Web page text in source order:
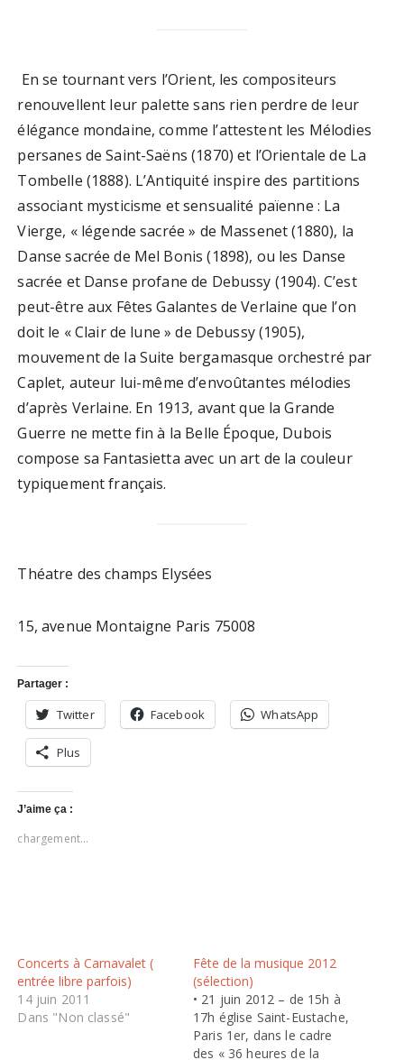
En se tournant vers l’Orient, les compositeurs
renouvellent leur palette sans rien perdre de leur
élégance mondaine, comme l’attestent les Mélodies
persanes de Saint-Saëns (1870) et l’Orientale de La
Tombelle (1888). L’Antiquité inspire des partitions
associant mysticisme et sensualité païenne : La
Vierge, « légende sacrée » de Massenet (1880), la
Danse sacrée de Mel Bonis (1898), ou les Danse
sacrée et Danse profane de Debussy (1904). C’est
peut-être aux Fêtes Galantes de Verlaine que l’on
doit le « Clair de lune » de Debussy (1905),
mouvement de la Suite bergamasque orchestré par
Caplet, auteur lui-même d’envoûtantes mélodies
d’après Verlaine. En 1913, avant que la Grande
Guerre ne mette fin à la Belle Époque, Dubois
compose sa Fantasietta avec un art de la couleur
typiquement français.
Théatre des champs Elysées
15, avenue Montaigne Paris 75008
Partager :
Twitter Facebook WhatsApp
Plus
J’aime ça :
chargement…
Concerts à Carnavalet (
entrée libre parfois)
14 juin 2011
Dans "Non classé"
Fête de la musique 2012
(sélection)
• 21 juin 2012 – de 15h à
17h église Saint-Eustache,
Paris 1er, dans le cadre
des « 36 heures de la